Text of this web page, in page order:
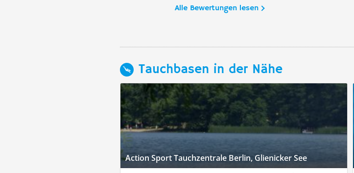
Alle Bewertungen lesen
Tauchbasen in der Nähe
Action Sport Tauchzentrale Berlin, Glienicker See